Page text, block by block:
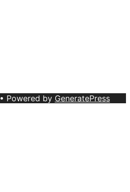
• Powered by GeneratePress